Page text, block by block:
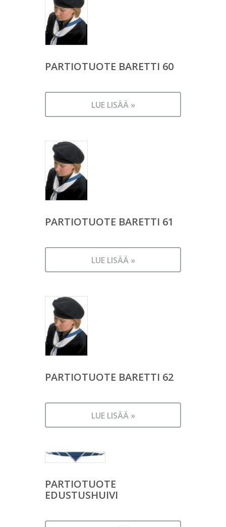
PARTIOTUOTE BARETTI 60
LUE LISÄÄ »
PARTIOTUOTE BARETTI 61
LUE LISÄÄ »
PARTIOTUOTE BARETTI 62
LUE LISÄÄ »
PARTIOTUOTE
EDUSTUSHUIVI